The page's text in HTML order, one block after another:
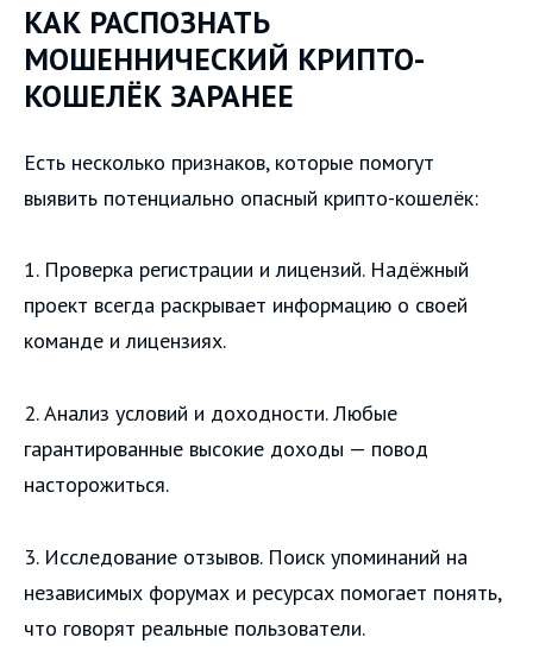
КАК РАСПОЗНАТЬ
МОШЕННИЧЕСКИЙ КРИПТО-
КОШЕЛЁК ЗАРАНЕЕ
Есть несколько признаков, которые помогут
выявить потенциально опасный крипто-кошелёк:
1. Проверка регистрации и лицензий. Надёжный
проект всегда раскрывает информацию о своей
команде и лицензиях.
2. Анализ условий и доходности. Любые
гарантированные высокие доходы — повод
насторожиться.
3. Исследование отзывов. Поиск упоминаний на
независимых форумах и ресурсах помогает понять,
что говорят реальные пользователи.